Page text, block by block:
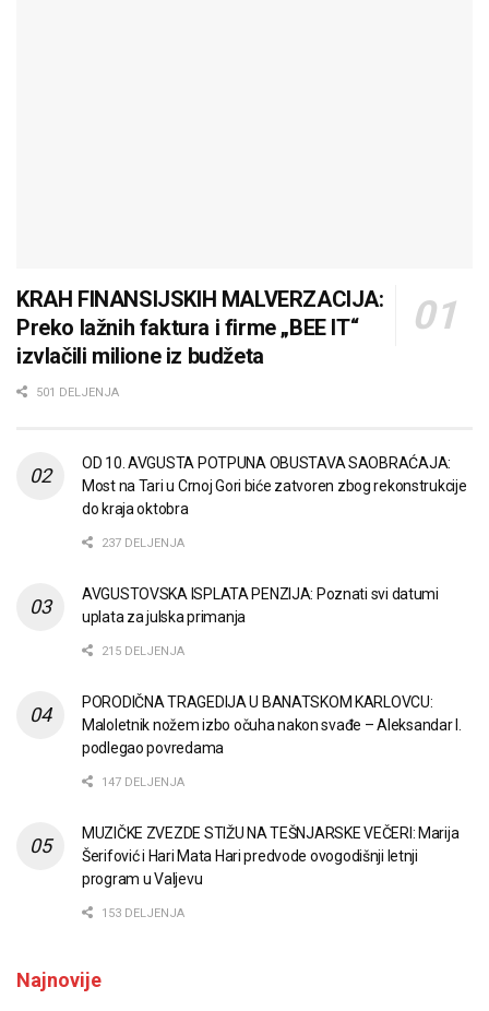
KRAH FINANSIJSKIH MALVERZACIJA:
Preko lažnih faktura i firme „BEE IT“
izvlačili milione iz budžeta
501 DELJENJA
OD 10. AVGUSTA POTPUNA OBUSTAVA SAOBRAĆAJA:
Most na Tari u Crnoj Gori biće zatvoren zbog rekonstrukcije
do kraja oktobra
237 DELJENJA
AVGUSTOVSKA ISPLATA PENZIJA: Poznati svi datumi
uplata za julska primanja
215 DELJENJA
PORODIČNA TRAGEDIJA U BANATSKOM KARLOVCU:
Maloletnik nožem izbo očuha nakon svađe – Aleksandar I.
podlegao povredama
147 DELJENJA
MUZIČKE ZVEZDE STIŽU NA TEŠNJARSKE VEČERI: Marija
Šerifović i Hari Mata Hari predvode ovogodišnji letnji
program u Valjevu
153 DELJENJA
Najnovije